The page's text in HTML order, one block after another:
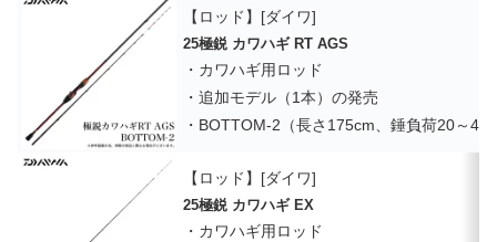
【ロッド】[ダイワ]
25極鋭 カワハギ RT AGS
・カワハギ用ロッド
・追加モデル（1本）の発売
・BOTTOM-2（長さ175cm、錘負荷20～40
【ロッド】[ダイワ]
25極鋭 カワハギ EX
・カワハギ用ロッド